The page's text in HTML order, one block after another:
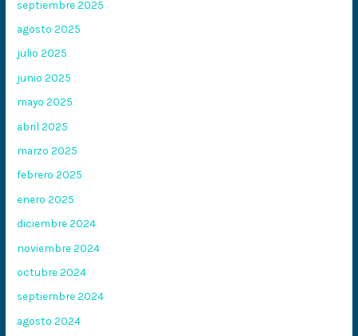
septiembre 2025
agosto 2025
julio 2025
junio 2025
mayo 2025
abril 2025
marzo 2025
febrero 2025
enero 2025
diciembre 2024
noviembre 2024
octubre 2024
septiembre 2024
agosto 2024